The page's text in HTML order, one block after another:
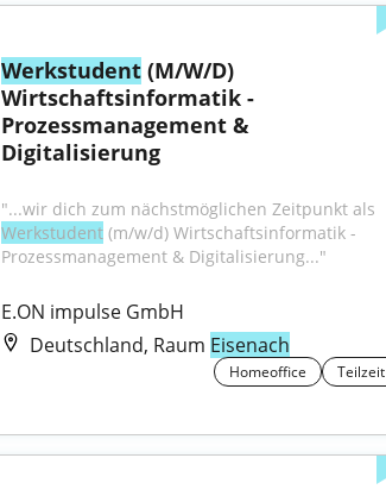
Werkstudent (M/W/D)
Wirtschaftsinformatik -
Prozessmanagement &
Digitalisierung
Werkstudent (m/w/d) Wirtschaftsinformatik -
Prozessmanagement & Digitalisierung..."
E.ON impulse GmbH
Deutschland, Raum Eisenach
Homeoffice Teilzeit